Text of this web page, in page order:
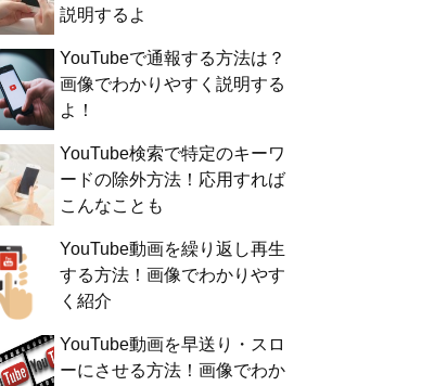
説明するよ
YouTubeで通報する方法は？
画像でわかりやすく説明する
よ！
YouTube検索で特定のキーワ
ードの除外方法！応用すれば
こんなことも
YouTube動画を繰り返し再生
する方法！画像でわかりやす
く紹介
YouTube動画を早送り・スロ
ーにさせる方法！画像でわか